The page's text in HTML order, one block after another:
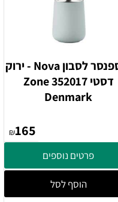
דיספנסר לסבון Nova - ירוק
דסטי 352017 Zone
Denmark
₪165
פרטים נוספים
הוסף לסל